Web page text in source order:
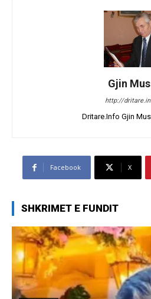
Gjin
http://
Dritare.Info Gjin
Facebook X
SHKRIMET E FUNDIT